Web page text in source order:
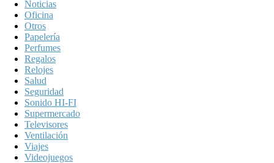
Noticias
Oficina
Otros
Papelería
Perfumes
Regalos
Relojes
Salud
Seguridad
Sonido HI-FI
Supermercado
Televisores
Ventilación
Viajes
Videojuegos